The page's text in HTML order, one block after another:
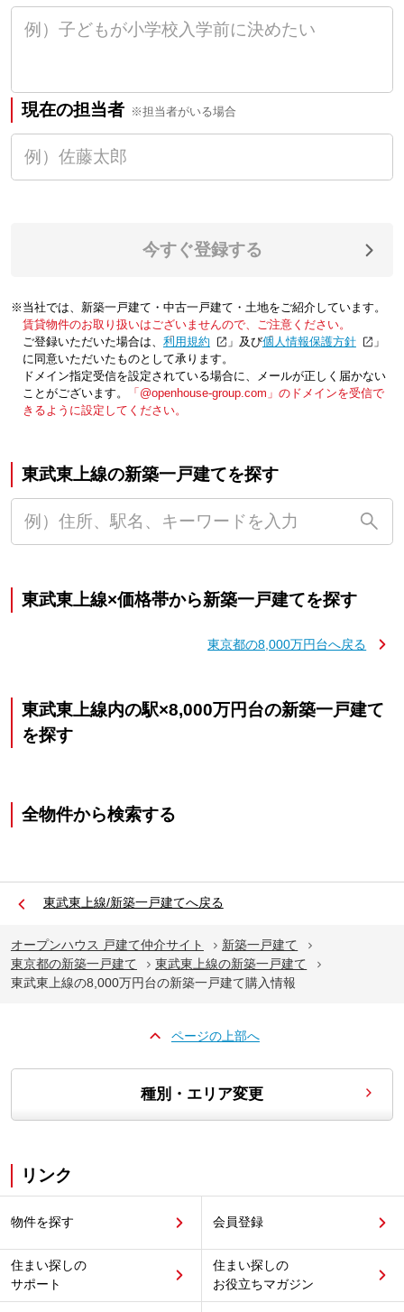
現在の担当者 ※担当者がいる場合
今すぐ登録する
※当社では、新築一戸建て・中古一戸建て・土地をご紹介しています。
賃貸物件のお取り扱いはございませんので、ご注意ください。
ご登録いただいた場合は、「利用規約 」及び「個人情報保護方針
」
に同意いただいたものとして承ります。
ドメイン指定受信を設定されている場合に、メールが正しく届かない
ことがございます。
「@openhouse-group.com」のドメインを受信で
きるように設定してください。
東武東上線の新築一戸建てを探す
東武東上線×価格帯から新築一戸建てを探す
東京都の8,000万円台へ戻る
東武東上線内の駅×8,000万円台の新築一戸建て
を探す
全物件から検索する
東武東上線/新築一戸建てへ戻る
オープンハウス 戸建て仲介サイト
新築一戸建て
東京都の新築一戸建て
東武東上線の新築一戸建て
東武東上線の8,000万円台の新築一戸建て購入情報
ページの上部へ
種別・エリア変更
リンク
物件を探す 会員登録
住まい探しの
サポート
住まい探しの
お役立ちマガジン